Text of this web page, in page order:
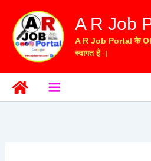
content
A R Job
A R Job Portal के
स्वागत है ।